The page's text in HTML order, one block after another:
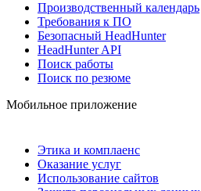
Производственный календарь
Требования к ПО
Безопасный HeadHunter
HeadHunter API
Поиск работы
Поиск по резюме
Мобильное приложение
Этика и комплаенс
Оказание услуг
Использование сайтов